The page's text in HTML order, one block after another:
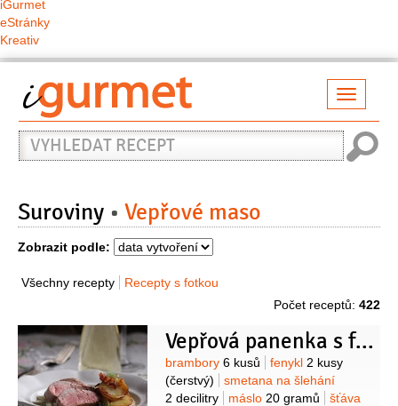
iGurmet
eStránky
Kreativ
Vyhledat
recept
Suroviny Vepřové maso
Zobrazit podle:
Všechny recepty
Recepty s fotkou
Počet receptů: 422
Vepřová panenka s fenyklem
Suroviny
brambory 6 kusů fenykl 2 kusy
(čerstvý)
smetana na šlehání
2 decilitry
máslo 20 gramů
šťáva